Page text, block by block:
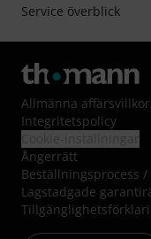
Service överblick
Allmänna affärsvillkor
Integritetspolicy
Ångerrätt
Beställningsprocess
Lagstadgade